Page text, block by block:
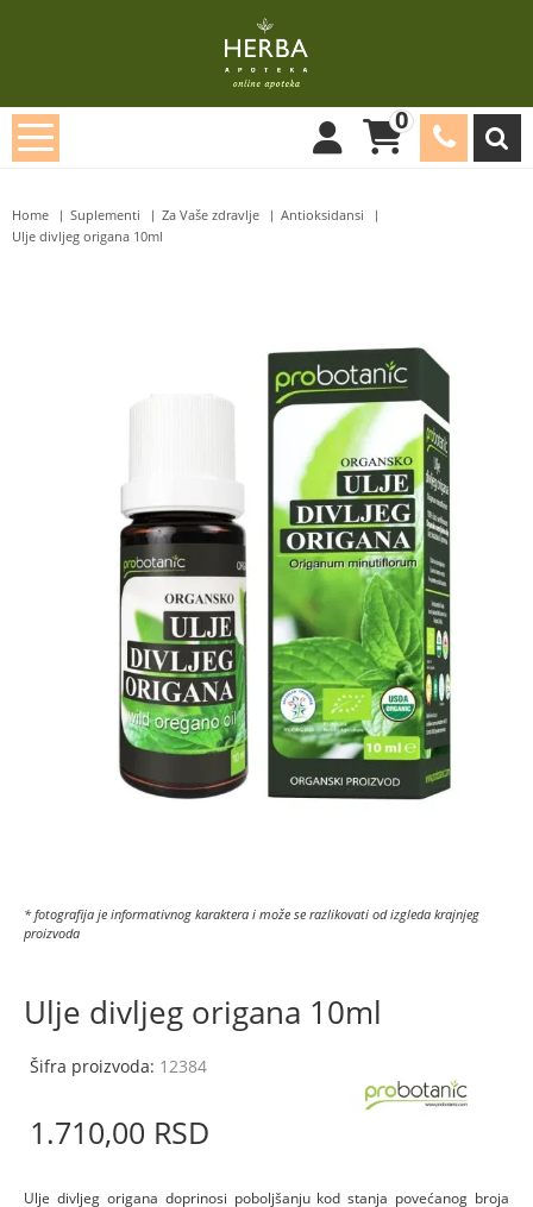
0
Home Suplementi Za Vaše zdravlje
Antioksidansi
Ulje divljeg origana 10ml
* fotografija je informativnog karaktera i može se razlikovati od izgleda krajnjeg
proizvoda
Ulje divljeg origana 10ml
Šifra proizvoda: 12384
1.710,00 RSD
Ulje divljeg origana doprinosi poboljšanju kod stanja povećanog broja